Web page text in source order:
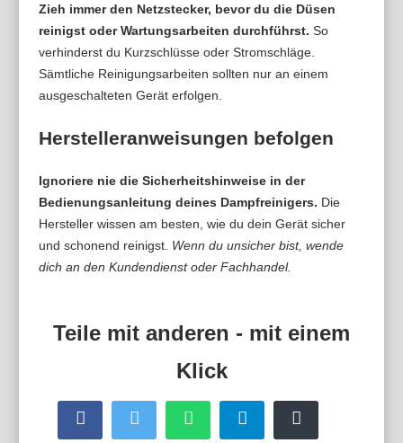
Zieh immer den Netzstecker, bevor du die Düsen
reinigst oder Wartungsarbeiten durchführst. So
verhinderst du Kurzschlüsse oder Stromschläge.
Sämtliche Reinigungsarbeiten sollten nur an einem
ausgeschalteten Gerät erfolgen.
Herstelleranweisungen befolgen
Ignoriere nie die Sicherheitshinweise in der
Bedienungsanleitung deines Dampfreinigers. Die
Hersteller wissen am besten, wie du dein Gerät sicher
und schonend reinigst. Wenn du unsicher bist, wende
dich an den Kundendienst oder Fachhandel.